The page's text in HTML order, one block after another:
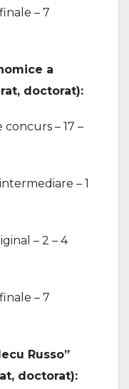
– 7
a
doctorat):
– 17 –
– 1
– 2 – 4
– 7
Russo”
doctorat):